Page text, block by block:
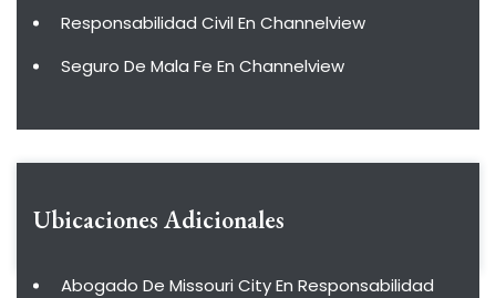
Responsabilidad Civil En Channelview
Seguro De Mala Fe En Channelview
Ubicaciones Adicionales
Abogado De Missouri City En Responsabilidad